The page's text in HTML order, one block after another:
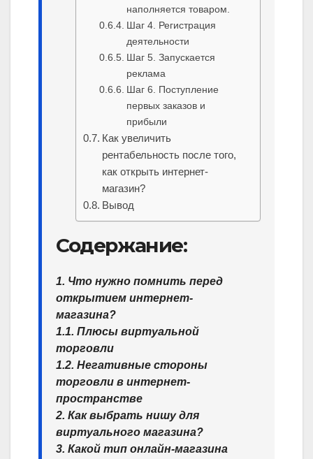
наполняется товаром.
Шаг 4. Регистрация
деятельности
Шаг 5. Запускается
реклама
Шаг 6. Поступление
первых заказов и
прибыли
Как увеличить
рентабельность после того,
как открыть интернет-
магазин?
Вывод
Содержание:
1. Что нужно помнить перед
открытием интернет-
магазина?
1.1. Плюсы виртуальной
торговли
1.2. Негативные стороны
торговли в интернет-
пространстве
2. Как выбрать нишу для
виртуального магазина?
3. Какой тип онлайн-магазина